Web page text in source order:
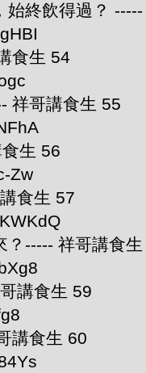
始終飲得過？
食生 54
祥哥講食生 55
生 56
Zw
食生 57
？----- 祥哥講食
講食生 59
講食生 60